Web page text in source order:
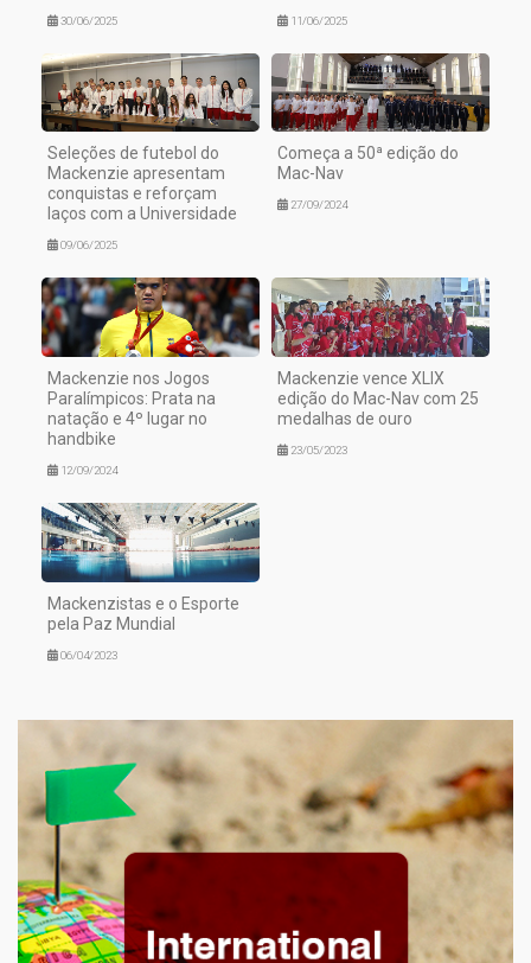
30/06/2025 11/06/2025
Seleções de futebol do
Mackenzie apresentam
conquistas e reforçam
laços com a Universidade
09/06/2025
Começa a 50ª edição do
Mac-Nav
27/09/2024
Mackenzie nos Jogos
Paralímpicos: Prata na
natação e 4º lugar no
handbike
12/09/2024
Mackenzie vence XLIX
edição do Mac-Nav com 25
medalhas de ouro
23/05/2023
Mackenzistas e o Esporte
pela Paz Mundial
06/04/2023